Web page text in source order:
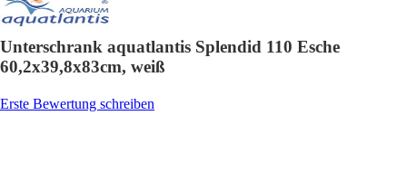
Unterschrank aquatlantis Splendid 110 Esche
60,2x39,8x83cm, weiß
Erste Bewertung schreiben